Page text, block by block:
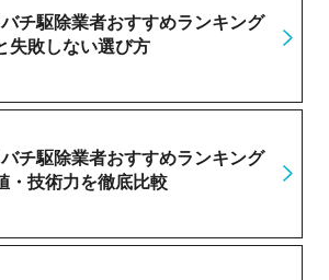
チ駆除業者おすすめランキング
失敗しない選び方
チ駆除業者おすすめランキング
・技術力を徹底比較